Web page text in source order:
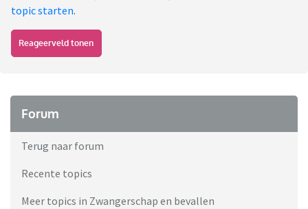
topic starten.
Reageerveld tonen
Forum
Terug naar forum
Recente topics
Meer topics in Zwangerschap en bevallen